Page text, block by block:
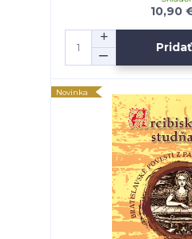
10,90
Novinka